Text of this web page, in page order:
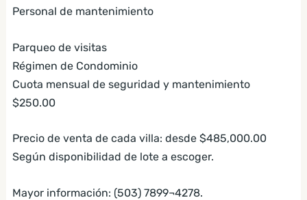
Personal de mantenimiento
Parqueo de visitas
Régimen de Condominio
Cuota mensual de seguridad y mantenimiento
$250.00
Precio de venta de cada villa: desde $485,000.00
Según disponibilidad de lote a escoger.
Mayor información: (503) 7899¬4278.